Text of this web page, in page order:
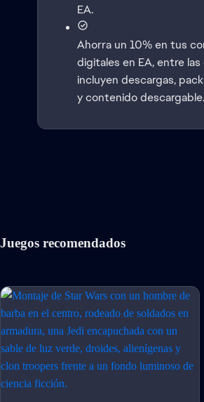
EA.
Ahorra un 10% en tus
digitales en EA, entre
incluyen descargas,
y contenido descargable.
Juegos recomendados